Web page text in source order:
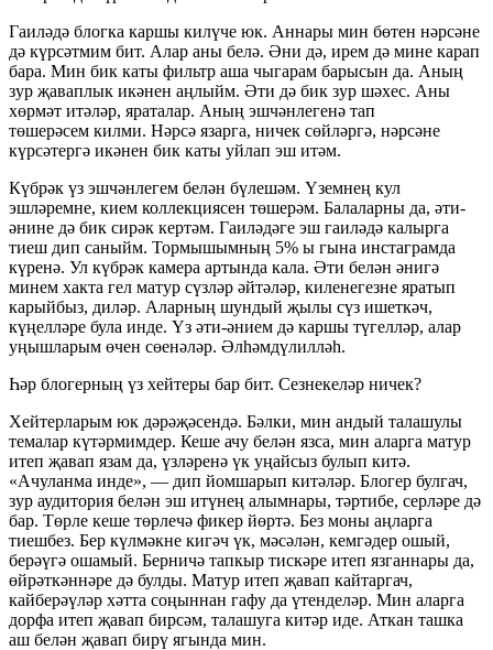
Гаиләдә блогка каршы килүче юк. Аннары мин бөтен нәрсәне
дә күрсәтмим бит. Алар аны белә. Әни дә, ирем дә мине карап
бара. Мин бик каты фильтр аша чыгарам барысын да. Аның
зур җаваплык икәнен аңлыйм. Әти дә бик зур шәхес. Аны
хөрмәт итәләр, яраталар. Аның эшчәнлегенә тап
төшерәсем килми. Нәрсә язарга, ничек сөйләргә, нәрсәне
күрсәтергә икәнен бик каты уйлап эш итәм.
Күбрәк үз эшчәнлегем белән бүлешәм. Үземнең кул
эшләремне, кием коллекциясен төшерәм. Балаларны да, әти-
әнине дә бик сирәк кертәм. Гаиләдәге эш гаиләдә калырга
тиеш дип саныйм. Тормышымның 5% ы гына инстаграмда
күренә. Ул күбрәк камера артында кала. Әти белән әнигә
минем хакта гел матур сүзләр әйтәләр, киленегезне яратып
карыйбыз, диләр. Аларның шундый җылы сүз ишеткәч,
күңелләре була инде. Үз әти-әнием дә каршы түгелләр, алар
уңышларым өчен сөенәләр. Әлһәмдүлилләһ.
Һәр блогерның үз хейтеры бар бит. Сезнекеләр ничек?
Хейтерларым юк дәрәҗәсендә. Бәлки, мин андый талашулы
темалар күтәрмимдер. Кеше ачу белән язса, мин аларга матур
итеп җавап язам да, үзләренә үк уңайсыз булып китә.
«Ачуланма инде», — дип йомшарып китәләр. Блогер булгач,
зур аудитория белән эш итүнең алымнары, тәртибе, серләре дә
бар. Төрле кеше төрлечә фикер йөртә. Без моны аңларга
тиешбез. Бер күлмәкне кигәч үк, мәсәлән, кемгәдер ошый,
берәүгә ошамый. Берничә тапкыр тискәре итеп язганнары да,
өйрәткәннәре дә булды. Матур итеп җавап кайтаргач,
кайберәүләр хәтта соңыннан гафу да үтенделәр. Мин аларга
дорфа итеп җавап бирсәм, талашуга китәр иде. Аткан ташка
аш белән җавап бирү ягында мин.